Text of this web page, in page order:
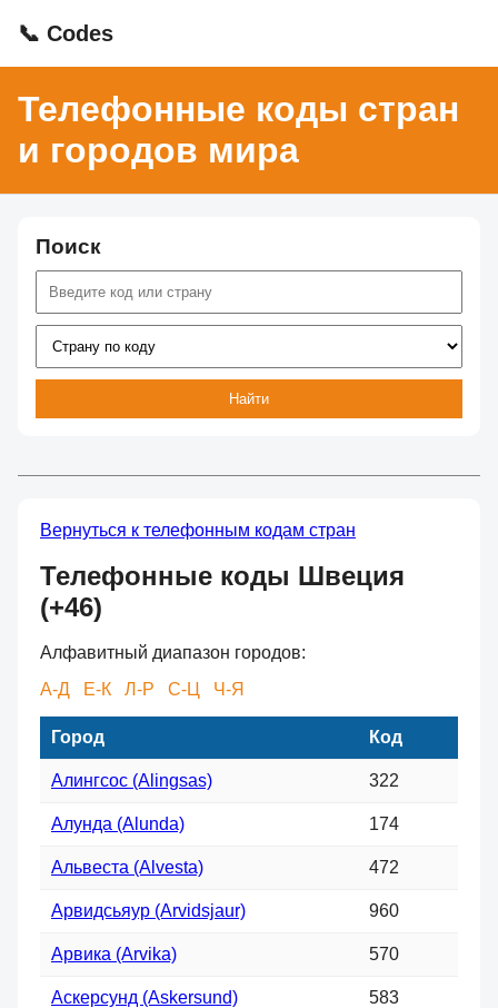
📞 Codes
Телефонные коды стран
и городов мира
Поиск
Найти
Вернуться к телефонным кодам стран
Телефонные коды Швеция
(+46)
Алфавитный диапазон городов:
А-Д
Е-К Л-Р С-Ц Ч-Я
Город Код
Алингсос (Alingsas) 322
Алунда (Alunda) 174
Альвеста (Alvesta) 472
Арвидсьяур (Arvidsjaur) 960
Арвика (Arvika) 570
Аскерсунд (Askersund) 583